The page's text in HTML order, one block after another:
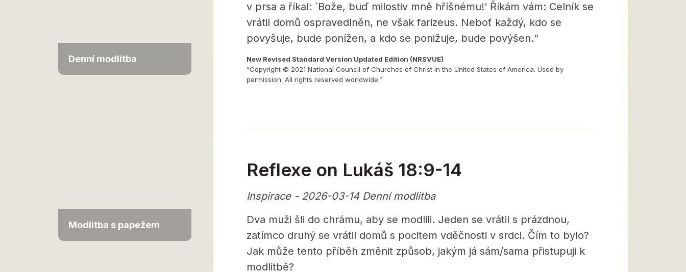
Denní modlitba
Modlitba s papežem
v prsa a říkal: `Bože, buď milostiv mně hříšnému!‘ Říkám vám: Celník se
vrátil domů ospravedlněn, ne však farizeus. Neboť každý, kdo se
povyšuje, bude ponížen, a kdo se ponižuje, bude povýšen.“
New Revised Standard Version Updated Edition (NRSVUE)
“Copyright © 2021 National Council of Churches of Christ in the United States of America. Used by
permission. All rights reserved worldwide.”
Reflexe on Lukáš 18:9-14
Inspirace - 2026-03-14 Denní modlitba
Dva muži šli do chrámu, aby se modlili. Jeden se vrátil s prázdnou,
zatímco druhý se vrátil domů s pocitem vděčnosti v srdci. Čím to bylo?
Jak může tento příběh změnit způsob, jakým já sám/sama přistupuji k
modlitbě?